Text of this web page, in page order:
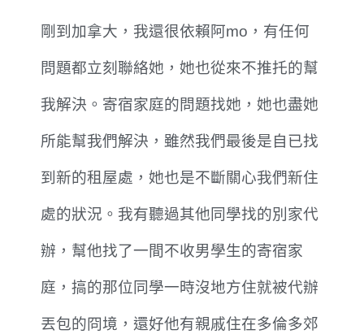
剛到加拿大，我還很依賴阿mo，有任何
問題都立刻聯絡她，她也從來不推托的幫
我解決。寄宿家庭的問題找她，她也盡她
所能幫我們解決，雖然我們最後是自已找
到新的租屋處，她也是不斷關心我們新住
處的狀況。我有聽過其他同學找的別家代
辦，幫他找了一間不收男學生的寄宿家
庭，搞的那位同學一時沒地方住就被代辦
丟包的冏境，還好他有親戚住在多倫多郊